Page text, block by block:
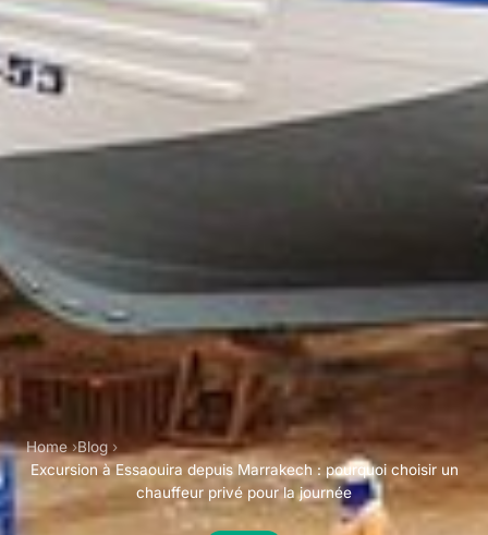
Home Blog
Excursion à Essaouira depuis Marrakech : pourquoi choisir un
chauffeur privé pour la journée